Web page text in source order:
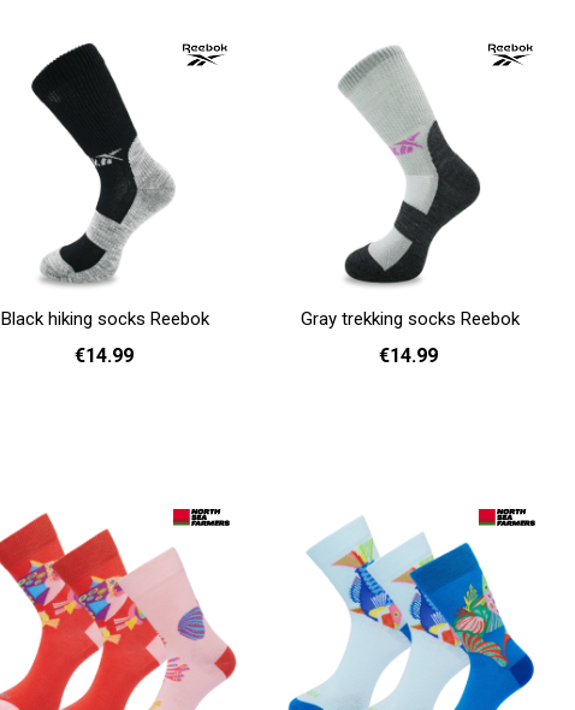
Black hiking socks Reebok
€14.99
Gray trekking socks Reebok
€14.99